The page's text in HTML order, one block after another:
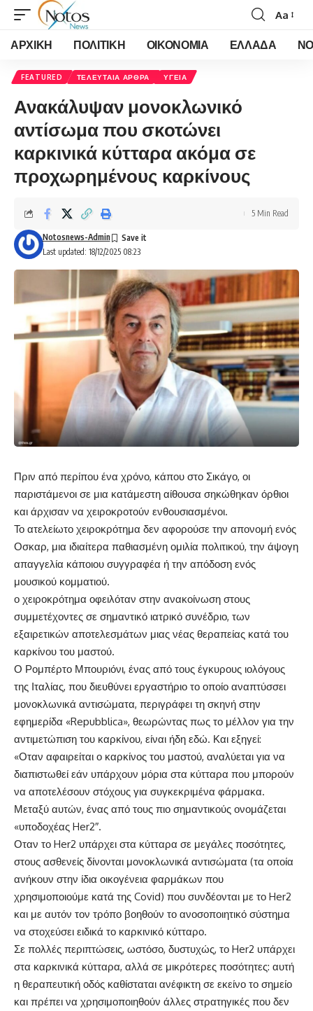
Font
Resizer
Aa
ΑΡΧΙΚΗ ΠΟΛΙΤΙΚΗ ΟΙΚΟΝΟΜΙΑ ΕΛΛΑΔΑ
FEATURED ΤΕΛΕΥΤΑΙΑ ΑΡΘΡΑ ΥΓΕΙΑ
Ανακάλυψαν μονοκλωνικό
αντίσωμα που σκοτώνει
καρκινικά κύτταρα ακόμα σε
προχωρημένους καρκίνους
Last updated: 18/12/2025 08:23
Notosnews-Admin
5 Min Read
Πριν από περίπου ένα χρόνο, κάπου στο Σικάγο, οι
παριστάμενοι σε μια κατάμεστη αίθουσα σηκώθηκαν όρθιοι
και άρχισαν να χειροκροτούν ενθουσιασμένοι.
Το ατελείωτο χειροκρότημα δεν αφορούσε την απονομή ενός
Οσκαρ, μια ιδιαίτερα παθιασμένη ομιλία πολιτικού, την άψογη
απαγγελία κάποιου συγγραφέα ή την απόδοση ενός
μουσικού κομματιού.
ο χειροκρότημα οφειλόταν στην ανακοίνωση στους
συμμετέχοντες σε σημαντικό ιατρικό συνέδριο, των
εξαιρετικών αποτελεσμάτων μιας νέας θεραπείας κατά του
καρκίνου του μαστού.
Ο Ρομπέρτο Μπουριόνι, ένας από τους έγκυρους ιολόγους
της Ιταλίας, που διευθύνει εργαστήριο το οποίο αναπτύσσει
μονοκλωνικά αντισώματα, περιγράφει τη σκηνή στην
εφημερίδα «Repubblica», θεωρώντας πως το μέλλον για την
αντιμετώπιση του καρκίνου, είναι ήδη εδώ. Και εξηγεί:
«Οταν αφαιρείται ο καρκίνος του μαστού, αναλύεται για να
διαπιστωθεί εάν υπάρχουν μόρια στα κύτταρα που μπορούν
να αποτελέσουν στόχους για συγκεκριμένα φάρμακα.
Μεταξύ αυτών, ένας από τους πιο σημαντικούς ονομάζεται
«υποδοχέας Her2″.
Οταν το Her2 υπάρχει στα κύτταρα σε μεγάλες ποσότητες,
στους ασθενείς δίνονται μονοκλωνικά αντισώματα (τα οποία
ανήκουν στην ίδια οικογένεια φαρμάκων που
χρησιμοποιούμε κατά της Covid) που συνδέονται με το Her2
και με αυτόν τον τρόπο βοηθούν το ανοσοποιητικό σύστημα
να στοχεύσει ειδικά το καρκινικό κύτταρο.
Σε πολλές περιπτώσεις, ωστόσο, δυστυχώς, το Her2 υπάρχει
στα καρκινικά κύτταρα, αλλά σε μικρότερες ποσότητες: αυτή
η θεραπευτική οδός καθίσταται ανέφικτη σε εκείνο το σημείο
και πρέπει να χρησιμοποιηθούν άλλες στρατηγικές που δεν